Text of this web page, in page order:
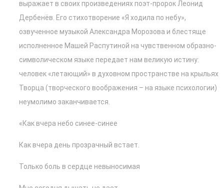
выражает в своих произведениях поэт-пророк Леонид
Дербенёв. Его стихотворение «Я ходила по небу»,
озвученное музыкой Александра Морозова и блестяще
исполненное Машей Распутиной на чувственном образно-
символическом языке передает нам великую истину:
человек «летающий» в духовном пространстве на крыльях
Творца (творческого воображения – на языке психологии)
неумолимо заканчивается.
«Как вчера небо синее-синее
Как вчера день прозрачный встает.
Только боль в сердце невыносимая